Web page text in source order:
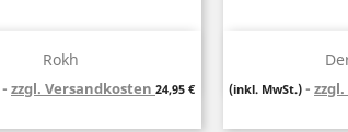
Rokh
zzgl. Versandkosten Preis
24,95 €
Vorschau
(inkl. MwSt.)
